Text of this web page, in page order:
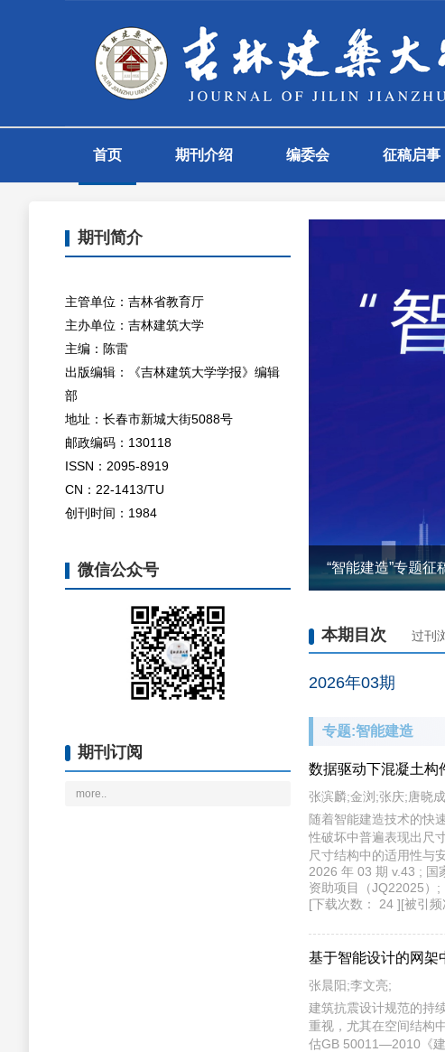
首页 期刊介绍 编委会 征稿启事
| 期刊简介
主管单位：吉林省教育厅
主办单位：吉林建筑大学
主编：陈雷
出版编辑：《吉林建筑大学学报》编辑
部
地址：长春市新城大街5088号
邮政编码：130118
ISSN：2095-8919
CN：22-1413/TU
创刊时间：1984
微信公众号
期刊订阅
more..
“低碳-韧性-智能
本期目次 过刊
2026年03期
专题:智能建造
数据驱动下混凝土构
张滨麟;金浏;张庆;唐晓
随着智能建造技术的快
性破坏中普遍表现出尺
尺寸结构中的适用性与
柱、剪力墙等典型构件
辑，评述了灰度关联、
数据驱动方法在预测精
2026 年 03 期 v.43 ; 国
资助项目（JQ22025）;
[下载次数： 24 ][被引
基于智能设计的网架
张晨阳;李文亮;
建筑抗震设计规范的持
重视，尤其在空间结构
估GB 50011—2010《建